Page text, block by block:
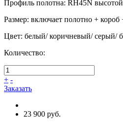
Профиль полотна: RH45N
Размер: включает полотно +
Цвет: белый/ коричневый/ серый/
Количество:
+ -
Заказать
23 900 руб.